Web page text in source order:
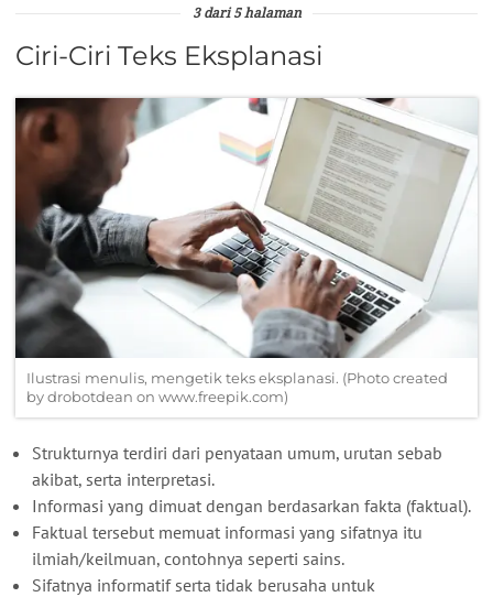
3 dari 5 halaman
Ciri-Ciri Teks Eksplanasi
Ilustrasi menulis, mengetik teks eksplanasi. (Photo created
by drobotdean on www.freepik.com)
Strukturnya terdiri dari penyataan umum, urutan sebab
akibat, serta interpretasi.
Informasi yang dimuat dengan berdasarkan fakta (faktual).
Faktual tersebut memuat informasi yang sifatnya itu
ilmiah/keilmuan, contohnya seperti sains.
Sifatnya informatif serta tidak berusaha untuk